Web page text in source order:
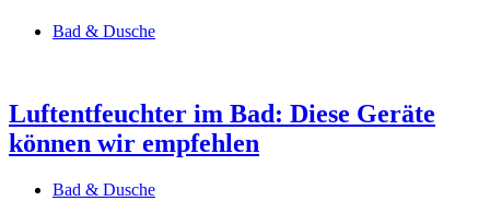
Bad & Dusche
Luftentfeuchter im Bad: Diese Geräte
können wir empfehlen
Bad & Dusche